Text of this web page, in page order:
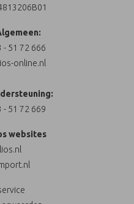
- 51 72 666
online.nl
- 51 72 669
websites